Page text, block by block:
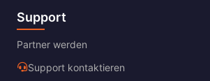
Support
Partner werden
Support kontaktieren